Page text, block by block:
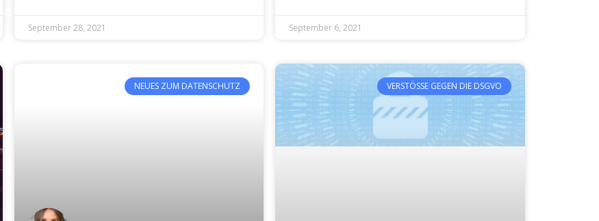
September 28, 2021 September 6, 2021
NEUES ZUM DATENSCHUTZ VERSTÖSSE GEGEN DIE DSGVO